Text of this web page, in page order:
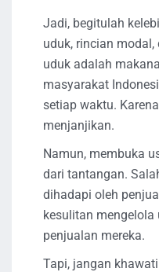
Jadi, begitulah
uduk, rincian
uduk adalah
masyarakat
setiap waktu.
menjanjikan.
Namun, membuka
dari tantangan.
dihadapi oleh
kesulitan
penjualan mereka.
Tapi, jangan